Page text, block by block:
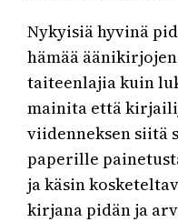
Nykyisiä hyvinä
hämää
taiteenlajia kuin
mainita että
viidenneksen siitä
paperille
ja käsin
kirjana pidän ja